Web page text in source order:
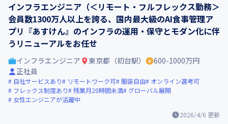
インフラエンジニア（＜リモート・フルフレックス勤務＞
会員数1300万人以上を誇る、国内最大級のAI食事管理ア
プリ『あすけん』のインフラの運用・保守とモダン化に伴
うリニューアルをお任せ
2026/4/6 更新
インフラエンジニア 東京都（初台駅）
600-1000万円
正社員
自社サービスあり リモートワーク可 服装自由
オンライン選考可
フレックス制度あり
残業月20時間未満
グローバル展開
女性エンジニアが活躍中